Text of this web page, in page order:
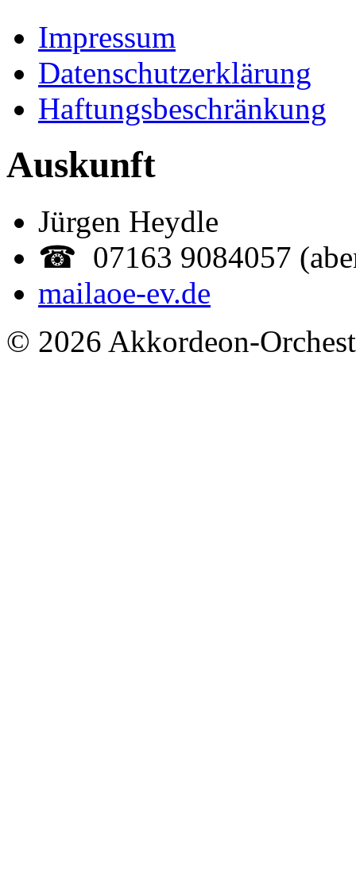
Impressum
Datenschutzerklärung
Haftungsbeschränkung
Auskunft
Jürgen Heydle
☎ 07163 9084057
mailaoe-ev.de
© 2026 Akkordeon-